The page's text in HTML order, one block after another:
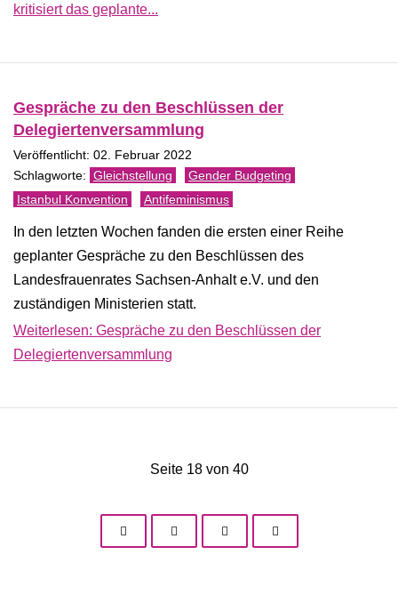
kritisiert das geplante...
Gespräche zu den Beschlüssen der
Delegiertenversammlung
Veröffentlicht: 02. Februar 2022
Gleichstellung
Gender Budgeting
Istanbul Konvention
Antifeminismus
In den letzten Wochen fanden die ersten einer Reihe
geplanter Gespräche zu den Beschlüssen des
Landesfrauenrates Sachsen-Anhalt e.V. und den
zuständigen Ministerien statt.
Weiterlesen: Gespräche zu den Beschlüssen der
Delegiertenversammlung
Seite 18 von 40